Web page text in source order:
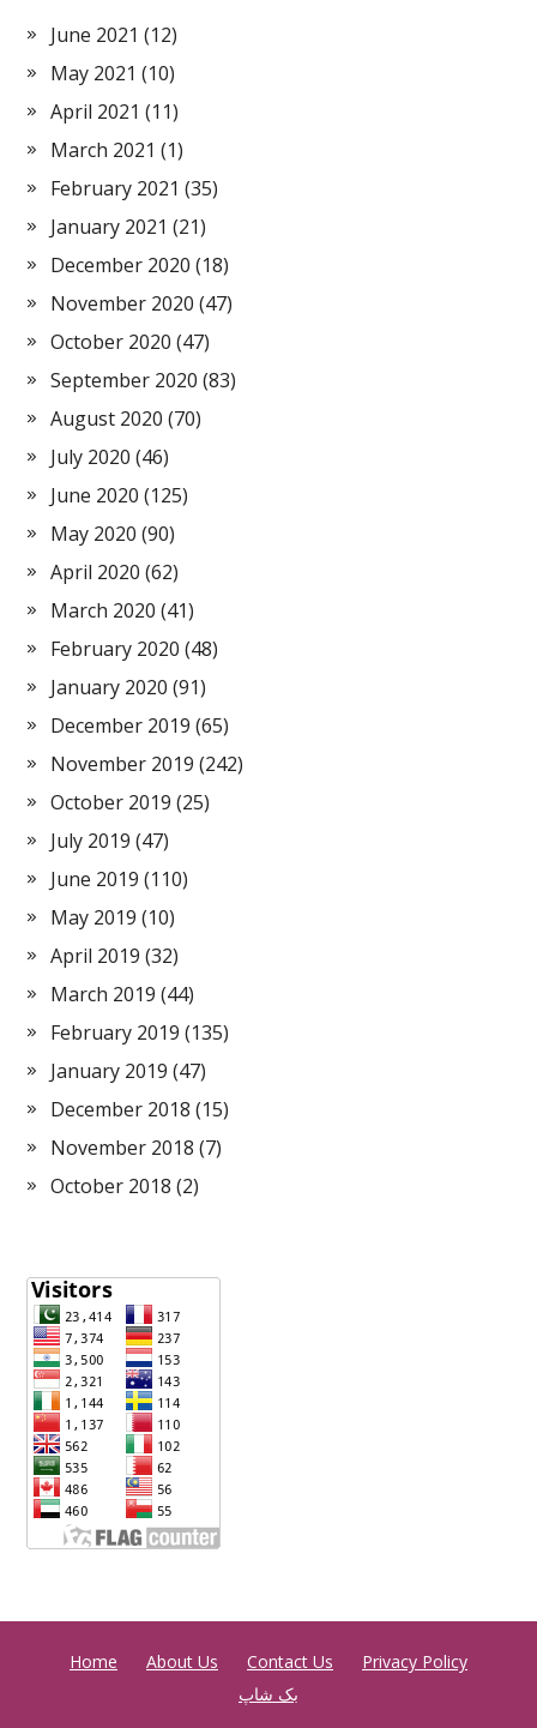
June 2021 (12)
May 2021 (10)
April 2021 (11)
March 2021 (1)
February 2021 (35)
January 2021 (21)
December 2020 (18)
November 2020 (47)
October 2020 (47)
September 2020 (83)
August 2020 (70)
July 2020 (46)
June 2020 (125)
May 2020 (90)
April 2020 (62)
March 2020 (41)
February 2020 (48)
January 2020 (91)
December 2019 (65)
November 2019 (242)
October 2019 (25)
July 2019 (47)
June 2019 (110)
May 2019 (10)
April 2019 (32)
March 2019 (44)
February 2019 (135)
January 2019 (47)
December 2018 (15)
November 2018 (7)
October 2018 (2)
Home About Us Contact Us
Privacy Policy
بک شاپ